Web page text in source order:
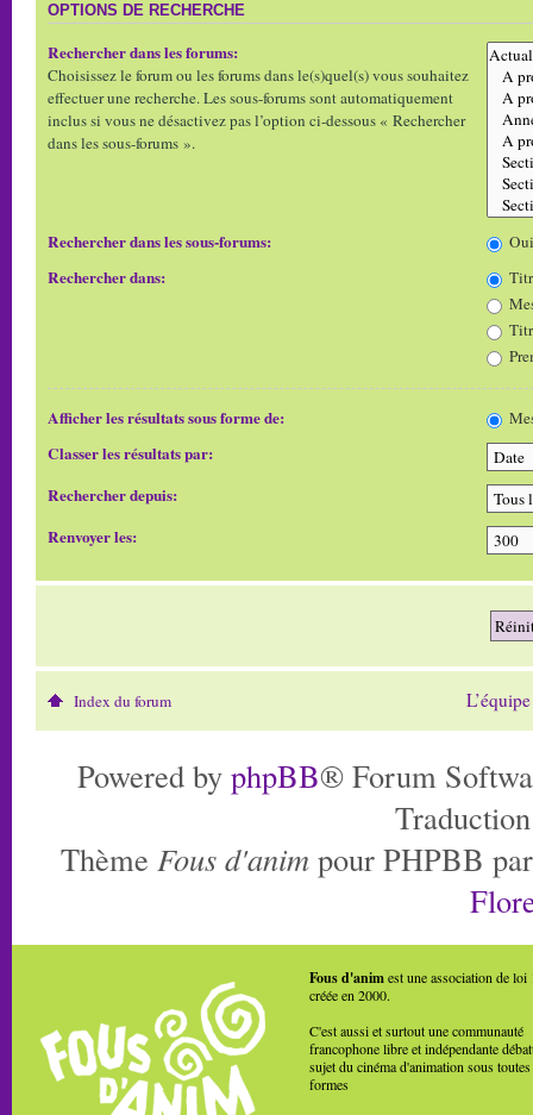
OPTIONS DE RECHERCHE
Rechercher dans les forums:
Choisissez le forum ou les forums dans le(s)quel(s) vous souhaitez
effectuer une recherche. Les sous-forums sont automatiquement
inclus si vous ne désactivez pas l’option ci-dessous « Rechercher
dans les sous-forums ».
Rechercher dans les sous-forums: Oui
Rechercher dans:
Afficher les résultats sous forme de:
Classer les résultats par:
Rechercher depuis:
Renvoyer les:
Index du forum
Powered by phpBB® Forum
Thème Fous d'anim pour PHPBB
Fous d'animest une association de loi
créée en 2000.
C'est aussi et surtout une communauté
francophone libre et indépendante
sujet du cinéma d'animation sous toutes
formes